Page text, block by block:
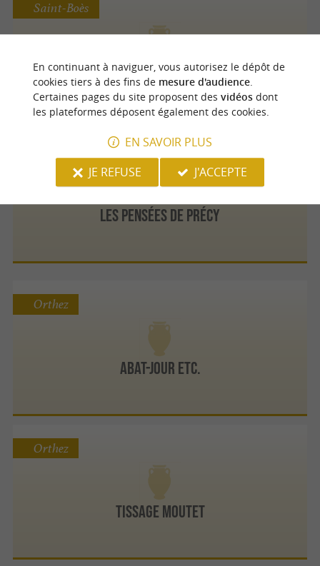
Horloger Julien Labatut
Saint-Boès
Les Pensées de Précy
Arzacq-Arraziguet
ABAT-JOUR ETC.
Orthez
Tissage Moutet
Orthez
En continuant à naviguer, vous autorisez le dépôt de
cookies tiers à des fins de mesure d'audience.
Certaines pages du site proposent des vidéosdont
les plateformes déposent également des cookies.
EN SAVOIR PLUS
JE REFUSE
J'ACCEPTE